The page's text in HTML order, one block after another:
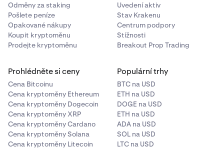
Odměny za staking
Pošlete peníze
Opakované nákupy
Koupit kryptoměnu
Prodejte kryptoměnu
Uvedení aktiv
Stav Krakenu
Centrum podpory
Stížnosti
Breakout Prop Trading
Prohlédněte si ceny
Cena Bitcoinu
Cena kryptoměny Ethereum
Cena kryptoměny Dogecoin
Cena kryptoměny XRP
Cena kryptoměny Cardano
Cena kryptoměny Solana
Cena kryptoměny Litecoin
Populární trhy
BTC na USD
ETH na USD
DOGE na USD
ETH na USD
ADA na USD
SOL na USD
LTC na USD